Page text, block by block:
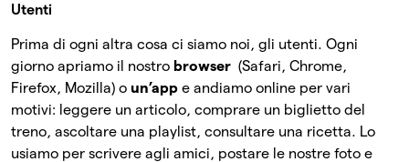
Utenti
Prima di ogni altra cosa ci siamo noi, gli utenti. Ogni
giorno apriamo il nostro browser (Safari, Chrome,
Firefox, Mozilla) o un’app e andiamo online per vari
motivi: leggere un articolo, comprare un biglietto del
treno, ascoltare una playlist, consultare una ricetta. Lo
usiamo per scrivere agli amici, postare le nostre foto e